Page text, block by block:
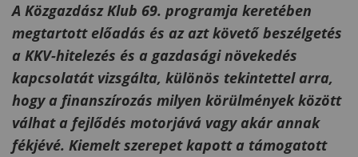
A Közgazdász Klub 69. programja keretében
megtartott előadás és az azt követő beszélgetés
a KKV-hitelezés és a gazdasági növekedés
kapcsolatát vizsgálta, különös tekintettel arra,
hogy a finanszírozás milyen körülmények között
válhat a fejlődés motorjává vagy akár annak
fékjévé. Kiemelt szerepet kapott a támogatott